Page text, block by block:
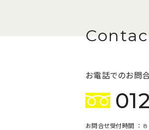
お電話でのお問
お問合せ受付時間 ：